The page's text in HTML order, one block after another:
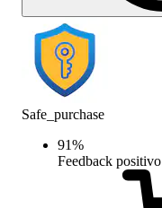
Safe_purchase
91%
Feedback positivo